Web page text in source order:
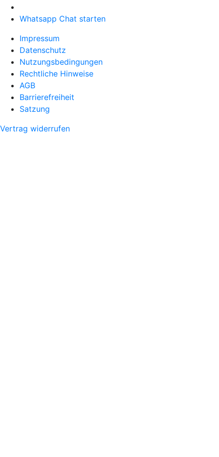
Whatsapp Chat starten
Impressum
Datenschutz
Nutzungsbedingungen
Rechtliche Hinweise
AGB
Barrierefreiheit
Satzung
Vertrag widerrufen